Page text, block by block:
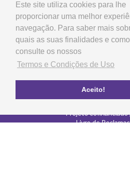
Este site utiliza cookies para lhe
proporcionar uma melhor
navegação. Para saber mais
quais as suas finalidades e
consulte os nossos
Termos e Condições de Uso
Aceito!
Copyright © 2026 LG Arts
Termos e Condições
FAQ's
Projeto cofinanciado
Livro de